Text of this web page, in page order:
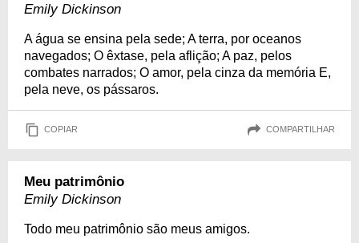
Emily Dickinson
A água se ensina pela sede; A terra, por oceanos
navegados; O êxtase, pela aflição; A paz, pelos
combates narrados; O amor, pela cinza da memória E,
pela neve, os pássaros.
COPIAR COMPARTILHAR
Meu patrimônio
Emily Dickinson
Todo meu patrimônio são meus amigos.